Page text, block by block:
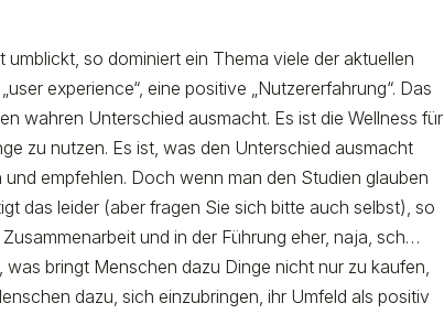
so dominiert ein Thema viele der aktuellen
experience“, eine positive „Nutzererfahrung“. Das
wahren Unterschied ausmacht. Es ist die Wellness für
zu nutzen. Es ist, was den Unterschied ausmacht
empfehlen. Doch wenn man den Studien glauben
das leider (aber fragen Sie sich bitte auch selbst), so
und in der Führung eher, naja, sch…
bringt Menschen dazu Dinge nicht nur zu kaufen,
dazu, sich einzubringen, ihr Umfeld als positiv